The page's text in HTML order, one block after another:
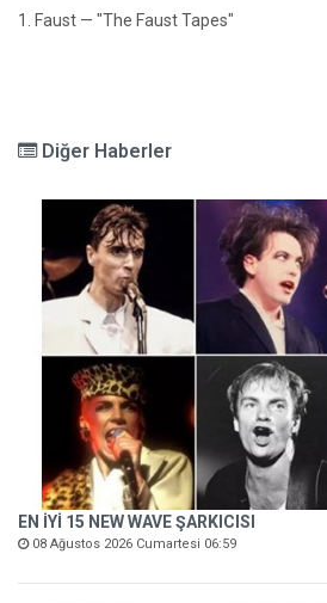
1. Faust — "The Faust Tapes"
Diğer Haberler
EN İYİ 15 NEW WAVE ŞARKICISI
08 Ağustos 2026 Cumartesi 06:59